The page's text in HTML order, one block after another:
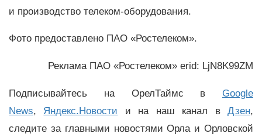
и производство телеком-оборудования.
Фото предоставлено ПАО «Ростелеком».
Реклама ПАО «Ростелеком» erid: LjN8K99ZM
Подписывайтесь на ОрелТаймс в Google
News, Яндекс.Новости и на наш канал вДзен,
следите за главными новостями Орла и Орловской